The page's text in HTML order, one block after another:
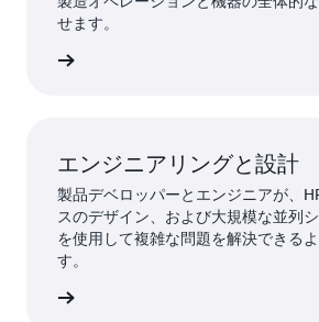
せます。
エンジニアリングと設計
製品デベロッパーとエンジニアが、
スのデザイン、および大規模な並列
を使用して複雑な問題を解決できる
す。